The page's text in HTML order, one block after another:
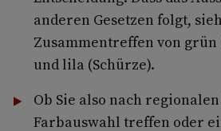
anderen Gesetzen folgt,
Zusammentreffen von
und lila (Schürze).
Ob Sie also nach
Farbauswahl treffen oder